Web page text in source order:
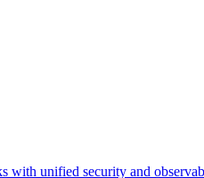
with unified security and